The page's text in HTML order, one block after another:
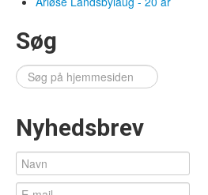
Søg
Søg
…
Nyhedsbrev